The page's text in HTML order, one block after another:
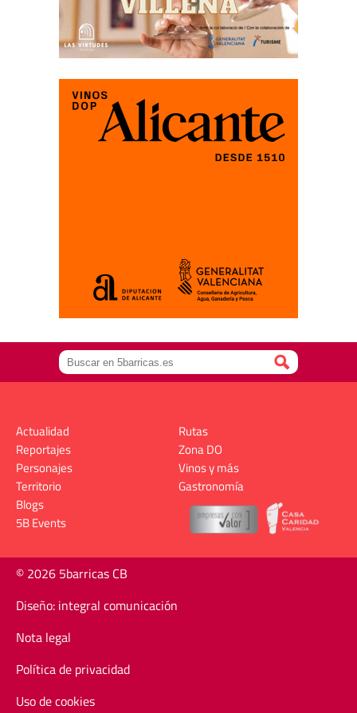
Actualidad
Reportajes
Personajes
Territorio
Rutas
Zona DO
Vinos y más
Gastronomía
Blogs
5B Events
© 2026 5barricas CB
Diseño: integral comunicación
Nota legal
Política de privacidad
Uso de cookies